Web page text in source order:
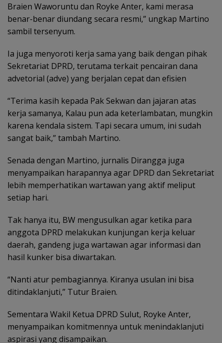
Braien Waworuntu dan Royke Anter, kami merasa
benar-benar diundang secara resmi,” ungkap Martino
sambil tersenyum.
Ia juga menyoroti kerja sama yang baik dengan pihak
Sekretariat DPRD, terutama terkait pencairan dana
advetorial (adve) yang berjalan cepat dan efisien
“Terima kasih kepada Pak Sekwan dan jajaran atas
kerja samanya, Kalau pun ada keterlambatan, mungkin
karena kendala sistem. Tapi secara umum, ini sudah
sangat baik,” tambah Martino.
Senada dengan Martino, jurnalis Dirangga juga
menyampaikan harapannya agar DPRD dan Sekretariat
lebih memperhatikan wartawan yang aktif meliput
setiap hari.
Tak hanya itu, BW mengusulkan agar ketika para
anggota DPRD melakukan kunjungan kerja keluar
daerah, gandeng juga wartawan agar informasi dan
hasil kunker bisa diwartakan.
“Nanti atur pembagiannya. Kiranya usulan ini bisa
ditindaklanjuti,” Tutur Braien.
Sementara Wakil Ketua DPRD Sulut, Royke Anter,
menyampaikan komitmennya untuk menindaklanjuti
aspirasi yang disampaikan.